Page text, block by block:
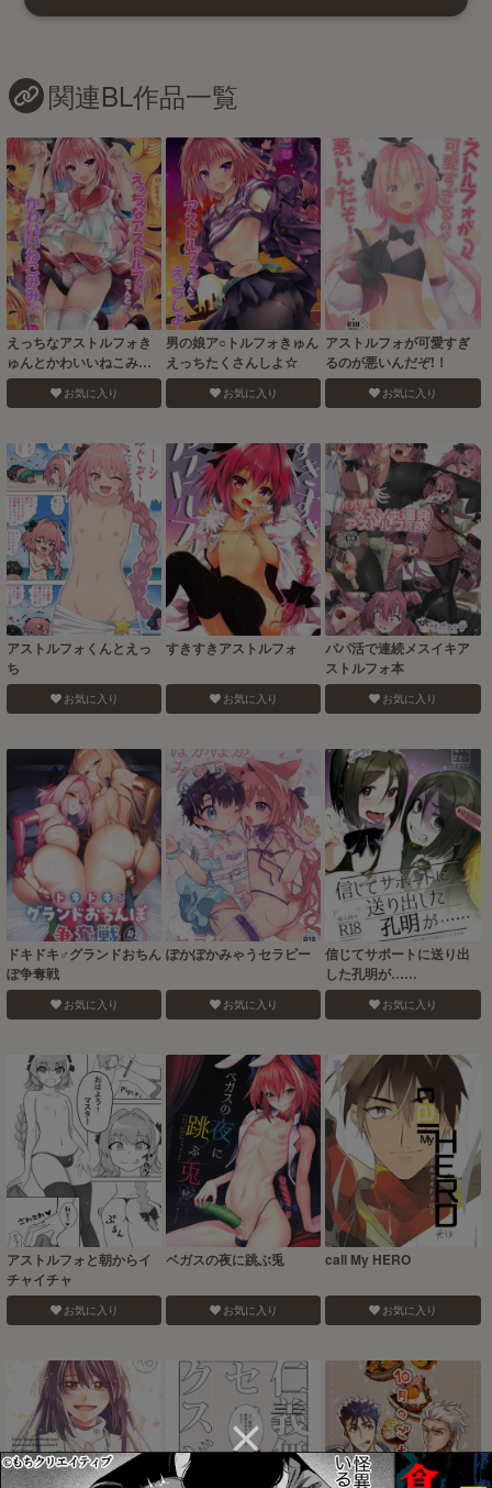
関連BL作品一覧
えっちなアストルフォき
ゅんとかわいいねこみみ
☆
お気に入り
男の娘ア○トルフォきゅん
えっちたくさんしよ☆
お気に入り
アストルフォが可愛すぎ
るのが悪いんだぞ!！
お気に入り
アストルフォくんとえっ
ち
お気に入り
すきすきアストルフォ
お気に入り
パパ活で連続メスイキア
ストルフォ本
お気に入り
ドキドキ♂グランドおちん
ぽ争奪戦
お気に入り
ぽかぽかみゃうセラピー
お気に入り
信じてサポートに送り出
した孔明が……
お気に入り
アストルフォと朝からイ
チャイチャ
お気に入り
ベガスの夜に跳ぶ兎
お気に入り
call My HERO
お気に入り